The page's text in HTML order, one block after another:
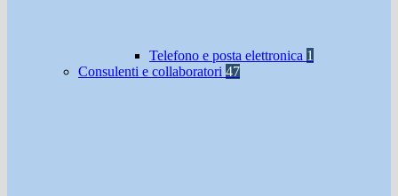
Telefono e posta elettronica 1
Consulenti e collaboratori 47